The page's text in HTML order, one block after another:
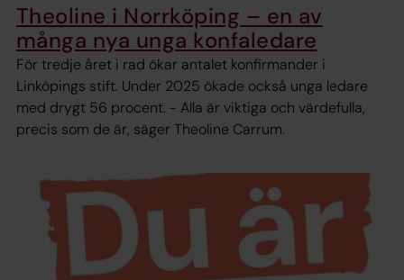
Theoline i Norrköping – en av
många nya unga konfaledare
För tredje året i rad ökar antalet konfirmander i
Linköpings stift. Under 2025 ökade också unga ledare
med drygt 56 procent. - Alla är viktiga och värdefulla,
precis som de är, säger Theoline Carrum.